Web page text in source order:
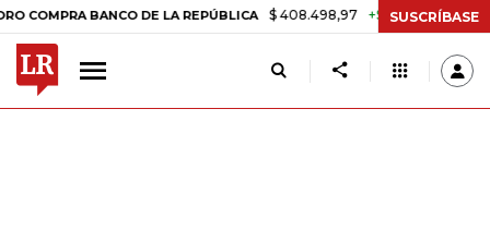
BANCO DE LA REPÚBLICA $ 408.498,97 +$ 8.753,81 +2,19%
SUSCRÍBASE